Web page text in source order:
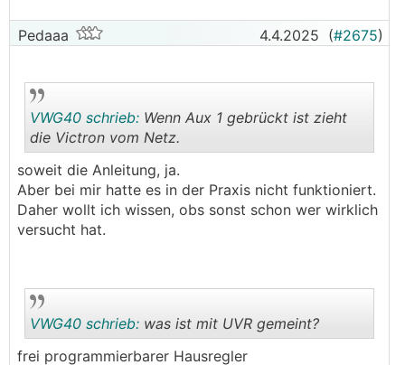
Pedaaa 4.4.2025 (#2675)
..
VWG40 schrieb: Wenn Aux 1 gebrückt ist zieht
die Victron vom Netz.
soweit die Anleitung, ja.
Aber bei mir hatte es in der Praxis nicht funktioniert.
Daher wollt ich wissen, obs sonst schon wer wirklich
versucht hat.
VWG40 schrieb: was ist mit UVR gemeint?
frei programmierbarer Hausregler